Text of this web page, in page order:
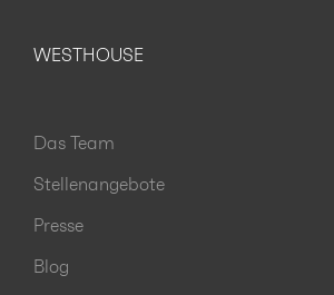
WESTHOUSE
Das Team
Stellenangebote
Presse
Blog